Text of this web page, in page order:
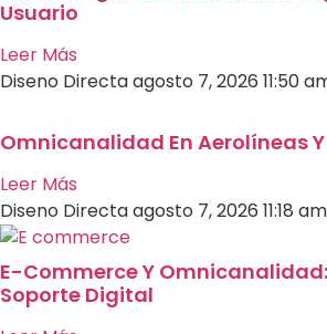
Usuario
Leer Más
Diseno Directaagosto 7, 2026 11:50
Omnicanalidad En Aerolíneas
Leer Más
Diseno Directaagosto 7, 2026 11:18 am
E-Commerce Y
Soporte Digital